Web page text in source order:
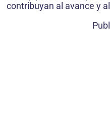
contribuyan al avance y